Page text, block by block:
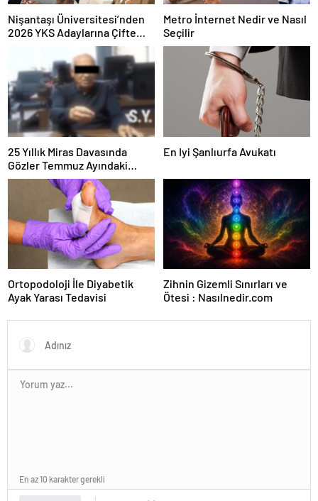
Nişantaşı Üniversitesi’nden
2026 YKS Adaylarına Çifte
Güvence: Sabit Ücret ve
Kesintisiz Burs
Metro İnternet Nedir ve Nasıl
Seçilir
25 Yıllık Miras Davasında
Gözler Temmuz Ayındaki
Karar Duruşmasına Çevrildi
En Iyi Şanlıurfa Avukatı
Ortopodoloji İle Diyabetik
Ayak Yarası Tedavisi
Zihnin Gizemli Sınırları ve
Ötesi : Nasılnedir.com
En az 10 karakter gerekli